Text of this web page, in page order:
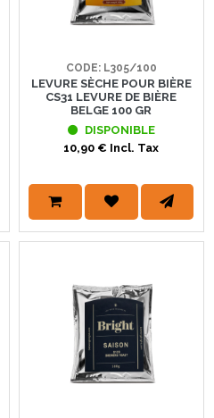
CODE: L305/100
LEVURE SÈCHE POUR BIÈRE
CS31 LEVURE DE BIÈRE
BELGE 100 GR
DISPONIBLE
10,90 € Incl. Tax